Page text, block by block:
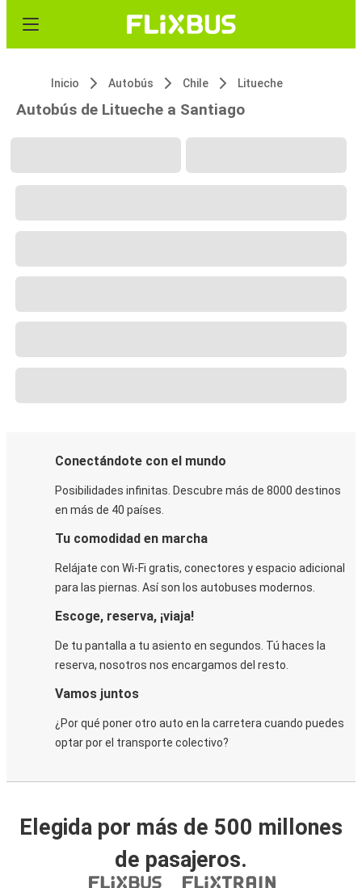
Inicio Autobús Chile Litueche
Autobús de Litueche a Santiago
Conectándote con el mundo
Posibilidades infinitas. Descubre más de 8000 destinos
en más de 40 países.
Tu comodidad en marcha
Relájate con Wi-Fi gratis, conectores y espacio adicional
para las piernas. Así son los autobuses modernos.
Escoge, reserva, ¡viaja!
De tu pantalla a tu asiento en segundos. Tú haces la
reserva, nosotros nos encargamos del resto.
Vamos juntos
¿Por qué poner otro auto en la carretera cuando puedes
optar por el transporte colectivo?
Elegida por más de 500 millones
de pasajeros.